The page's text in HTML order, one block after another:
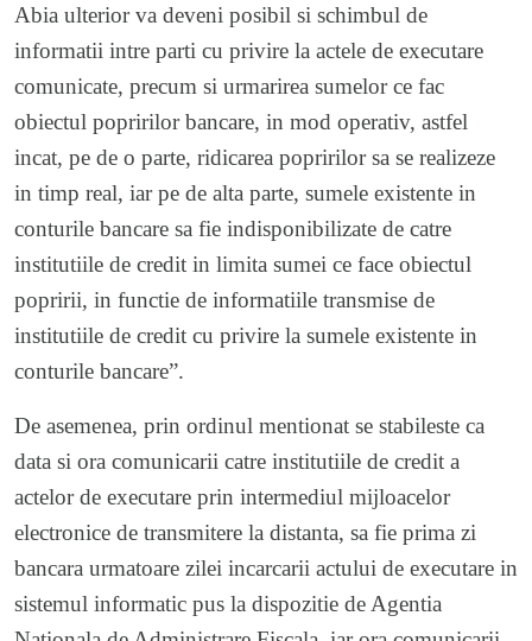
Abia ulterior va deveni posibil si schimbul de
informatii intre parti cu privire la actele de executare
comunicate, precum si urmarirea sumelor ce fac
obiectul popririlor bancare, in mod operativ, astfel
incat, pe de o parte, ridicarea popririlor sa se realizeze
in timp real, iar pe de alta parte, sumele existente in
conturile bancare sa fie indisponibilizate de catre
institutiile de credit in limita sumei ce face obiectul
popririi, in functie de informatiile transmise de
institutiile de credit cu privire la sumele existente in
conturile bancare”.
De asemenea, prin ordinul mentionat se stabileste ca
data si ora comunicarii catre institutiile de credit a
actelor de executare prin intermediul mijloacelor
electronice de transmitere la distanta, sa fie prima zi
bancara urmatoare zilei incarcarii actului de executare in
sistemul informatic pus la dispozitie de Agentia